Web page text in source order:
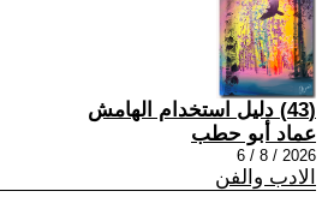
(43) دليل استخدام الهامش
عماد أبو حطب
2026 / 8 / 6
الادب والفن